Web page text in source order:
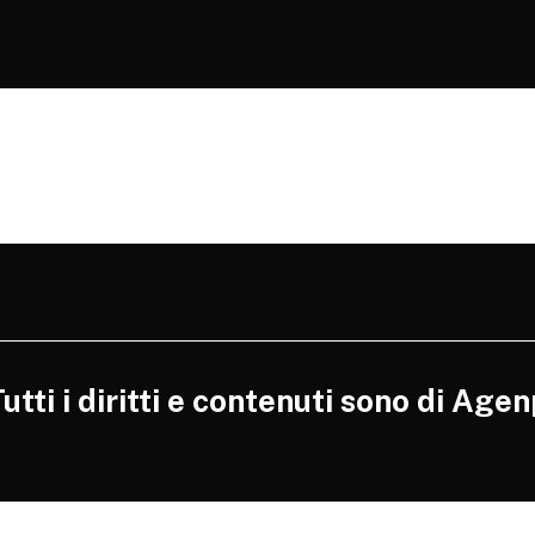
i diritti e contenuti sono di